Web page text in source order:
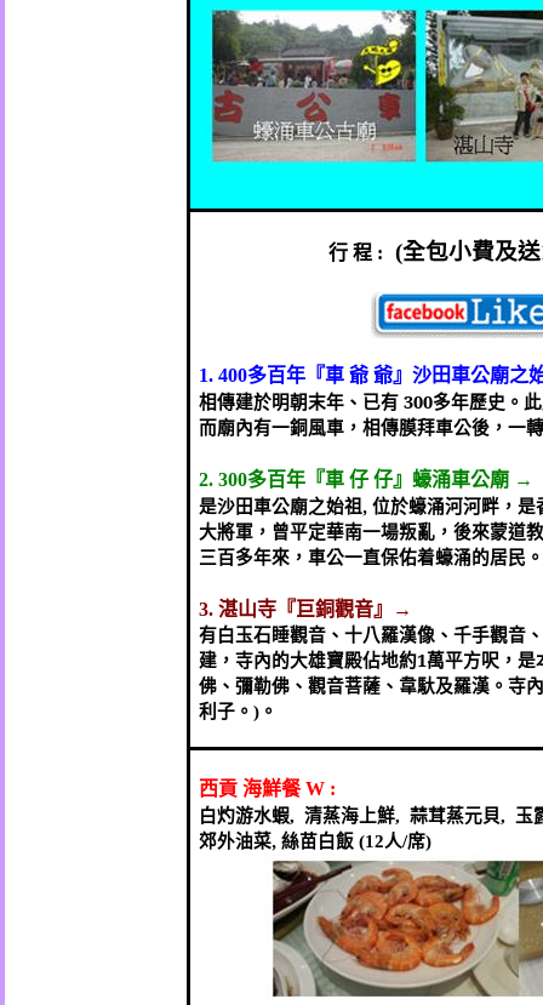
行程 : (全包小費及送
1. 400多百年『車爺爺』沙田車公廟之
相傳建於明朝末年、已有300多年歷史。
而廟內有一銅風車，相傳膜拜車公後，一
2. 300多百年『車仔仔』蠔涌車公廟 →
是沙田車公廟之始祖, 位於蠔涌河河畔，
大將軍，曾平定華南一場叛亂，後來蒙道
三百多年來，車公一直保佑着蠔涌的居民。
3. 湛山寺『巨銅觀音』→
有白玉石睡觀音、十八羅漢像、千手觀音
建，寺內的大雄寶殿佔地約1萬平方呎，是
佛、彌勒佛、觀音菩薩、韋馱及羅漢。寺
利子。 )。
西貢海鮮餐W :
白灼游水蝦, 清蒸海上鮮, 蒜茸蒸元貝, 玉
郊外油菜, 絲苗白飯 (12人/席)